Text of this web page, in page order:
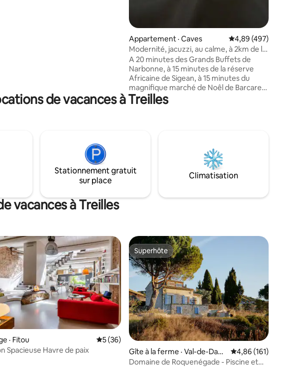
Appartement · Caves Note moyenne de
4,89 (497)
Modernité, jacuzzi, au calme, à 2km de la
plage
A 20 minutes des Grands Buffets de
Narbonne, à 15 minutes de la réserve
Africaine de Sigean, à 15 minutes du
magnifique marché de Noêl de Barcares,
la maison se situe sur la commune de
Caves (à 2km de Leucate/La Franqui).
fonctionne toute l'année, wifi, tv
connectée...), arrivée autonome, Idéal
pour des vacances sportives ou repos au
de vacances à Treilles
Stationnement gratuit
sur place
Climatisation
vacances à Treilles
sur 5, 17 commentaires
· Fitou Note moyenne de 5 sur 5, 36 commentaires
5 (36)
Spacieuse Havre de paix
Superhôte
Superhôte
Gîte à la ferme · Val-de-Dagn
e
Note moyenne de
4,86 (161)
Domaine de Roquenégade - Piscine et